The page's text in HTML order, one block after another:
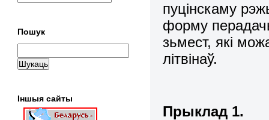
пуцінскаму
форму
зьмест, які
літвінаў.
Прыклад 1.
Пошук
Іншыя сайты